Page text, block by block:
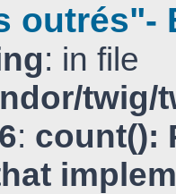
outrés"-
: in file
: count():